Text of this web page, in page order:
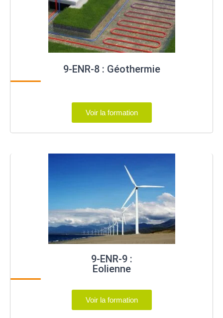
9-ENR-8 : Géothermie
Voir la formation
9-ENR-9 :
Eolienne
Voir la formation